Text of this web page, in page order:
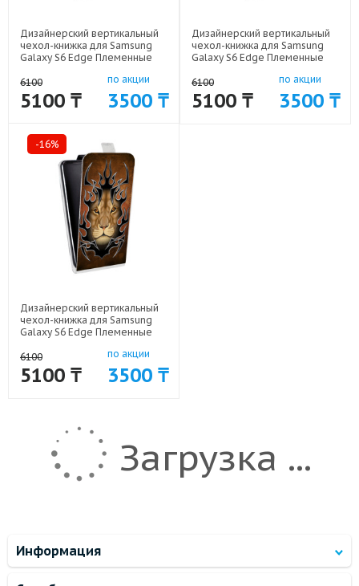
Дизайнерский вертикальный
чехол-книжка для Samsung
Galaxy S6 Edge Племенные
6100
5100 ₸
по акции
3500 ₸
Дизайнерский вертикальный
чехол-книжка для Samsung
Galaxy S6 Edge Племенные
6100
5100 ₸
по акции
3500 ₸
-16%
Дизайнерский вертикальный
чехол-книжка для Samsung
Galaxy S6 Edge Племенные
6100
5100 ₸
по акции
3500 ₸
Загрузка ...
Информация